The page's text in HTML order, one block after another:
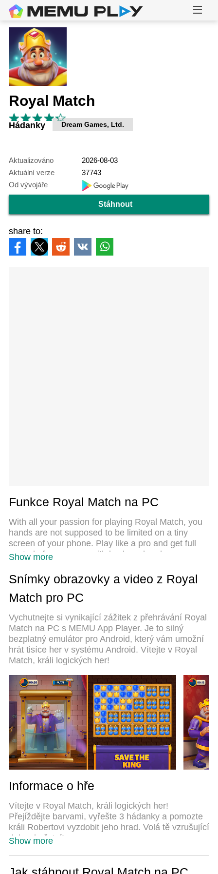
Royal Match
Hádanky Dream Games, Ltd.
Aktualizováno
2026-08-03
Aktuální verze
37743
Od vývojáře
Stáhnout
share to:
Funkce Royal Match na PC
With all your passion for playing Royal Match, you
hands are not supposed to be limited on a tiny
screen of your phone. Play like a pro and get full
control of your game with keyboard and mouse.
expecting. Download and play Royal Match on PC.
Play as long as you want, no more limitations of
battery, mobile data and disturbing calls. The brand
Match on PC. Prepared with our expertise, the
exquisite preset keymapping system makes Royal
Match a real PC game. MEmu multi-instance
manager makes playing 2 or more accounts on the
same device possible. And the most important, our
potential of your PC, make everything smooth.
Show more
Snímky obrazovky a video z Royal
Match pro PC
Vychutnejte si vynikající zážitek z přehrávání Royal
Match na PC s MEMU App Player. Je to silný
bezplatný emulátor pro Android, který vám umožní
hrát tisíce her v systému Android. Vítejte v Royal
Match, králi logických her!
Informace o hře
Vítejte v Royal Match, králi logických her!
Přejíždějte barvami, vyřešte 3 hádanky a pomozte
králi Robertovi vyzdobit jeho hrad. Volá tě vzrušující
dobrodružství!
úrovní, které můžete hrát v Royal Areně! Na této
Show more